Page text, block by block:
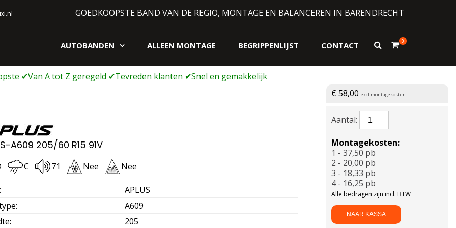
GOEDKOOPSTE BAND VAN DE REGIO, MONTAGE EN BALANCEREN IN BARENDRECHT
AUTOBANDEN ALLEEN MONTAGE BEGRIPPENLIJST CONTACT
Toon
0
A609 205/60 R15 91V
€ 58,00 excl montagekosten
C 71 Nee Nee
:
APLUS
:
A609
:
205
APLUS-
A609
205/60
R15
91V
aantal
NAAR KASSA
Montagekosten:
1 - 37,50 pb
2 - 20,00 pb
3 - 18,33 pb
4 - 16,25 pb
Alle bedragen zijn incl. BTW